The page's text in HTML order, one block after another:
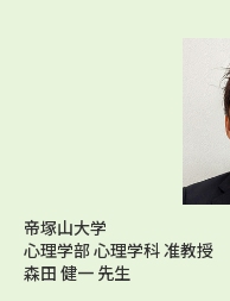
帝塚山大学
心理学部 心理学科 准教授
森田 健一 先生